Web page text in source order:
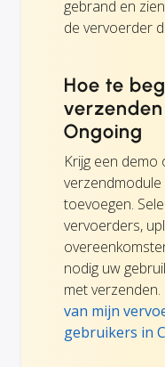
gebrand en
de vervoerder
Hoe te
Ongoing
Krijg een demo
toevoegen.
vervoerders,
nodig uw
met verzenden.
van mijn
gebruikers in